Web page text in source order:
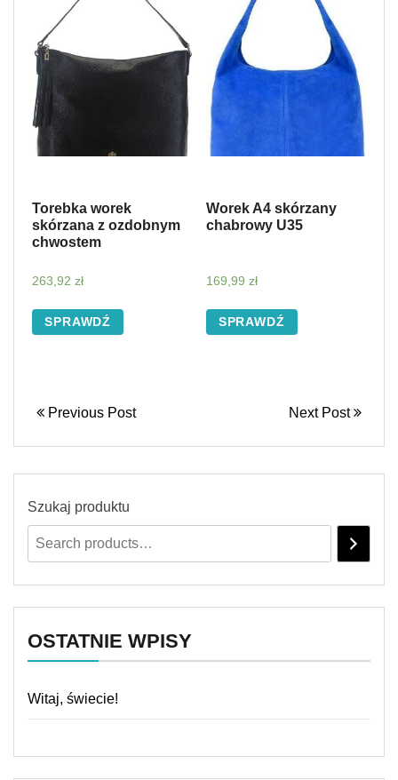
Torebka worek
skórzana z ozdobnym
chwostem
263,92 zł
SPRAWDŹ
Worek A4 skórzany
chabrowy U35
169,99 zł
SPRAWDŹ
Previous Post Next Post
Szukaj produktu
OSTATNIE WPISY
Witaj, świecie!